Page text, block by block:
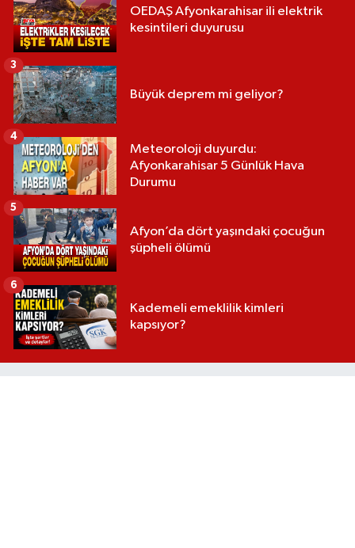
OEDAŞ Afyonkarahisar ili elektrik
kesintileri duyurusu
Büyük deprem mi geliyor?
3
Meteoroloji duyurdu:
Afyonkarahisar 5 Günlük Hava
Durumu
4
Afyon’da dört yaşındaki çocuğun
şüpheli ölümü
5
Kademeli emeklilik kimleri
kapsıyor?
6